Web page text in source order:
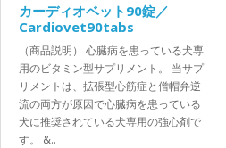
カーディオベット90錠／
Cardiovet90tabs
（商品説明） 心臓病を患っている犬専
用のビタミン型サプリメント。 当サプ
リメントは、拡張型心筋症と僧帽弁逆
流の両方が原因で心臓病を患っている
犬に推奨されている犬専用の強心剤で
す。 &..